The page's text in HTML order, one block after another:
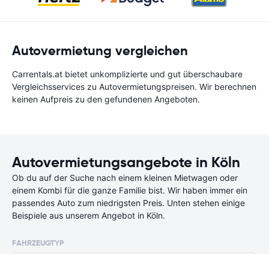
Autovermietung vergleichen
Carrentals.at bietet unkomplizierte und gut überschaubare
Vergleichsservices zu Autovermietungspreisen. Wir berechnen
keinen Aufpreis zu den gefundenen Angeboten.
Autovermietungsangebote in Köln
Ob du auf der Suche nach einem kleinen Mietwagen oder
einem Kombi für die ganze Familie bist. Wir haben immer ein
passendes Auto zum niedrigsten Preis. Unten stehen einige
Beispiele aus unserem Angebot in Köln.
FAHRZEUGTYP